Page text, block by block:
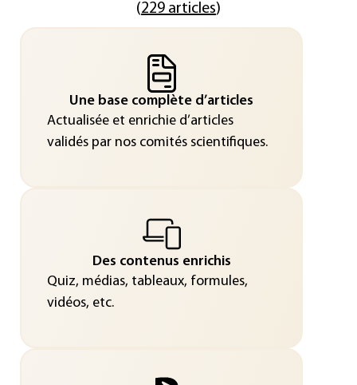
(229 articles)
Une base complète d’articles
Actualisée et enrichie d’articles
validés par nos comités scientifiques.
Des contenus enrichis
Quiz, médias, tableaux, formules,
vidéos, etc.